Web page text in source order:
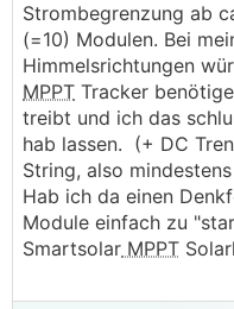
Strombegrenzung ab
(=10) Modulen. Bei
Himmelsrichtungen
MPPT Tracker
treibt und ich das
hab lassen. (+ DC
String, also mindestens
Hab ich da einen
Module einfach zu
Smartsolar MPPT